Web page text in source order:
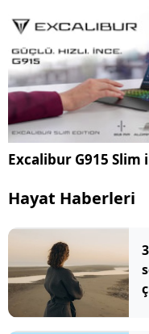
Excalibur G915 Slim
Hayat Haberleri